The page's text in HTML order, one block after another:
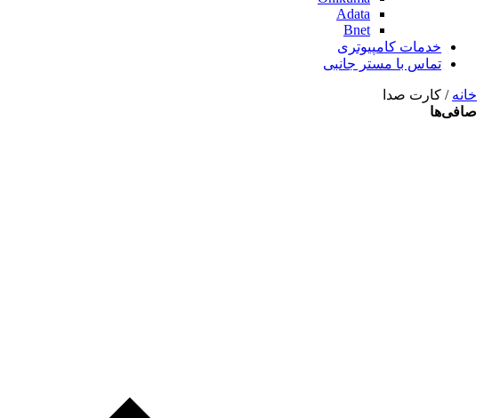
Adata
Bnet
خدمات کامپیوتری
تماس با مستر جانبی
خانه / کارت صدا
صافی‌ها